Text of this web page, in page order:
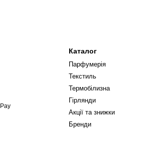
Каталог
Парфумерія
Текстиль
Термобілизна
Гірлянди
Акції та знижки
Бренди